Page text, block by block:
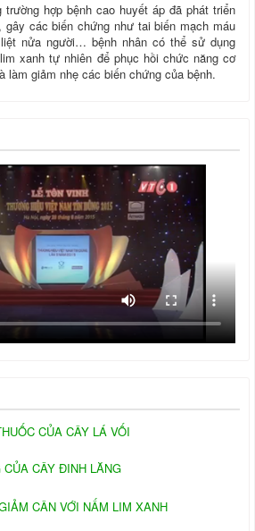
trường hợp bệnh cao huyết áp đã phát triển
gây các biến chứng như tai biến mạch máu
nửa người… bệnh nhân có thể sử dụng
xanh tự nhiên để phục hồi chức năng cơ
làm giảm nhẹ các biến chứng của bệnh.
CỦA CÂY LÁ VỐI
CỦA CÂY ĐINH LĂNG
CÂN VỚI NẤM LIM XANH